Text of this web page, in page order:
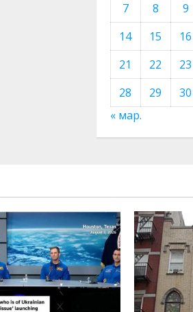
7
8 9
14
15 16
21
22 23
28
29
30
« мар.